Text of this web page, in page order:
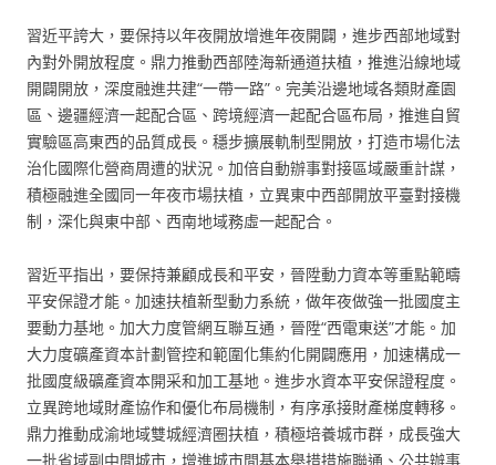
習近平誇大，要保持以年夜開放增進年夜開闢，進步西部地域對
內對外開放程度。鼎力推動西部陸海新通道扶植，推進沿線地域
開闢開放，深度融進共建“一帶一路”。完美沿邊地域各類財產園
區、邊疆經濟一起配合區、跨境經濟一起配合區布局，推進自貿
實驗區高東西的品質成長。穩步擴展軌制型開放，打造市場化法
治化國際化營商周遭的狀況。加倍自動辦事對接區域嚴重計謀，
積極融進全國同一年夜市場扶植，立異東中西部開放平臺對接機
制，深化與東中部、西南地域務虛一起配合。
習近平指出，要保持兼顧成長和平安，晉陞動力資本等重點範疇
平安保證才能。加速扶植新型動力系統，做年夜做強一批國度主
要動力基地。加大力度管網互聯互通，晉陞“西電東送”才能。加
大力度礦產資本計劃管控和範圍化集約化開闢應用，加速構成一
批國度級礦產資本開采和加工基地。進步水資本平安保證程度。
立異跨地域財產協作和優化布局機制，有序承接財產梯度轉移。
鼎力推動成渝地域雙城經濟圈扶植，積極培養城市群，成長強大
一批省域副中間城市，增進城市間基本舉措措施聯通、公共辦事